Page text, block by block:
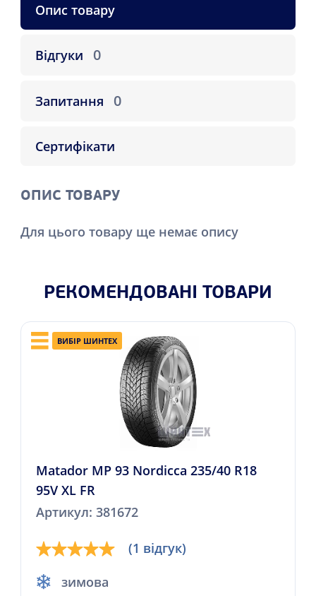
Опис товару
Відгуки 0
Запитання 0
Сертифікати
ОПИС ТОВАРУ
Для цього товару ще немає опису
РЕКОМЕНДОВАНІ ТОВАРИ
ВИБІР ШИНТЕХ
Matador MP 93 Nordicca 235/40 R18
95V XL FR
Артикул: 381672
(1 відгук)
зимова